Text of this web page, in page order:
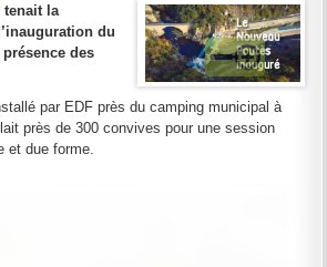
tenait la
du
des
par EDF près du camping municipal à
près de 300 convives pour une session
et due forme.